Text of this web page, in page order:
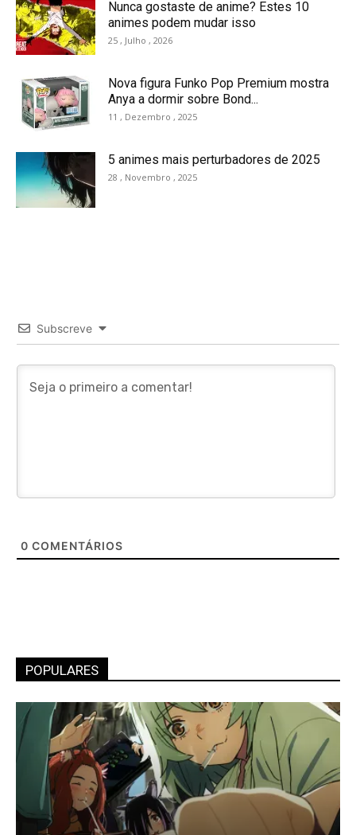
Nunca gostaste de anime? Estes 10
animes podem mudar isso
25 , Julho , 2026
Nova figura Funko Pop Premium mostra
Anya a dormir sobre Bond...
11 , Dezembro , 2025
5 animes mais perturbadores de 2025
28 , Novembro , 2025
Subscreve
0 COMENTÁRIOS
POPULARES